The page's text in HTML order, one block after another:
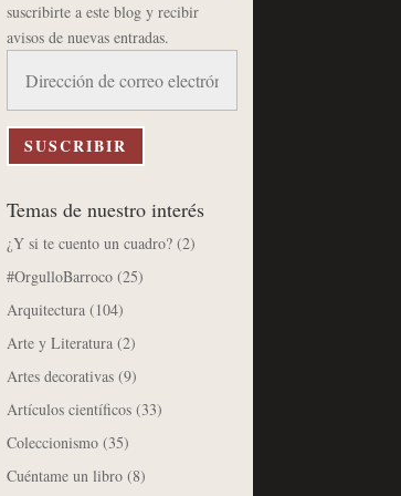
suscribirte a este blog y recibir
avisos de nuevas entradas.
correo
electrónico
SUSCRIBIR
Temas de nuestro interés
¿Y si te cuento un cuadro? (2)
#OrgulloBarroco (25)
Arquitectura (104)
Arte y Literatura (2)
Artes decorativas (9)
Artículos científicos (33)
Coleccionismo (35)
Cuéntame un libro (8)